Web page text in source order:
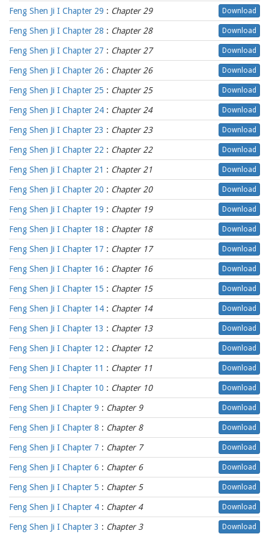
Feng Shen Ji I Chapter 29 : Chapter 29 Download
Feng Shen Ji I Chapter 28 : Chapter 28 Download
Feng Shen Ji I Chapter 27 : Chapter 27 Download
Feng Shen Ji I Chapter 26 : Chapter 26 Download
Feng Shen Ji I Chapter 25 : Chapter 25 Download
Feng Shen Ji I Chapter 24 : Chapter 24 Download
Feng Shen Ji I Chapter 23 : Chapter 23 Download
Feng Shen Ji I Chapter 22 : Chapter 22 Download
Feng Shen Ji I Chapter 21 : Chapter 21 Download
Feng Shen Ji I Chapter 20 : Chapter 20 Download
Feng Shen Ji I Chapter 19 : Chapter 19 Download
Feng Shen Ji I Chapter 18 : Chapter 18 Download
Feng Shen Ji I Chapter 17 : Chapter 17 Download
Feng Shen Ji I Chapter 16 : Chapter 16 Download
Feng Shen Ji I Chapter 15 : Chapter 15 Download
Feng Shen Ji I Chapter 14 : Chapter 14 Download
Feng Shen Ji I Chapter 13 : Chapter 13 Download
Feng Shen Ji I Chapter 12 : Chapter 12 Download
Feng Shen Ji I Chapter 11 : Chapter 11 Download
Feng Shen Ji I Chapter 10 : Chapter 10 Download
Feng Shen Ji I Chapter 9 : Chapter 9 Download
Feng Shen Ji I Chapter 8 : Chapter 8 Download
Feng Shen Ji I Chapter 7 : Chapter 7 Download
Feng Shen Ji I Chapter 6 : Chapter 6 Download
Feng Shen Ji I Chapter 5 : Chapter 5 Download
Feng Shen Ji I Chapter 4 : Chapter 4 Download
Feng Shen Ji I Chapter 3 : Chapter 3 Download